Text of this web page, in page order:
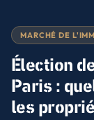
MARCHÉ DE
Élection
Paris :
les